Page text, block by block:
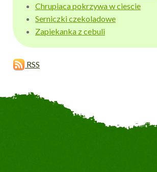
Chrupiaca pokrzywa w ciescie
Serniczki czekoladowe
Zapiekanka z cebuli
RSS